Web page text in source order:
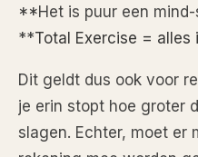
**Het is puur een
**Total Exercise = alles
Dit geldt dus ook voor
je erin stopt hoe groter
slagen. Echter, moet er